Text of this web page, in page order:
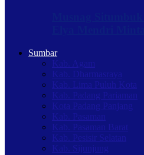
Sumbar
Kab. Agam
Kab. Dharmasraya
Kab. Lima Puluh Kota
Kab. Padang Pariaman
Kota Padang Panjang
Kab. Pasaman
Kab. Pasaman Barat
Kab. Pesisir Selatan
Kab. Sijunjung